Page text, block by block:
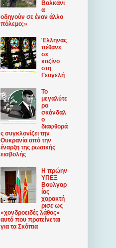
Βαλκάνι
α
οδηγούν σε έναν άλλο
πόλεμο;»
Έλληνας
πέθανε
σε
καζίνο
στη
Γευγελή
Το
μεγαλύτε
ρο
σκάνδαλ
ο
διαφθορά
ς συγκλονίζει την
Ουκρανία από την
έναρξη της ρωσικής
εισβολής
Η πρώην
ΥΠΕΞ
Βουλγαρ
ίας
χαρακτή
ρισε ως
«χονδροειδές λάθος»
αυτό που προτείνεται
για τα Σκόπια